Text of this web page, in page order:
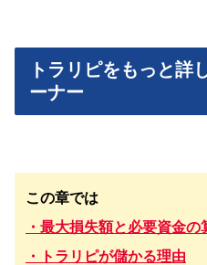
トラリピをもっと
ーナー
この章では
・最大損失額と必要資金の
・トラリピが儲かる理由